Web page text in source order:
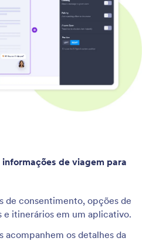
de viagem para
de consentimento, opções de
e itinerários em um aplicativo.
acompanhem os detalhes da